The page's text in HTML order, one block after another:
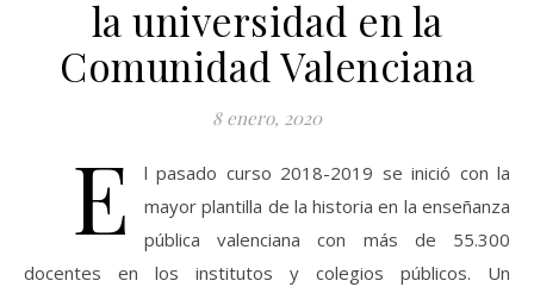
la universidad en la
Comunidad Valenciana
8 enero, 2020
E
l pasado curso 2018-2019 se inició con la
mayor plantilla de la historia en la enseñanza
pública valenciana con más de 55.300
docentes en los institutos y colegios públicos. Un